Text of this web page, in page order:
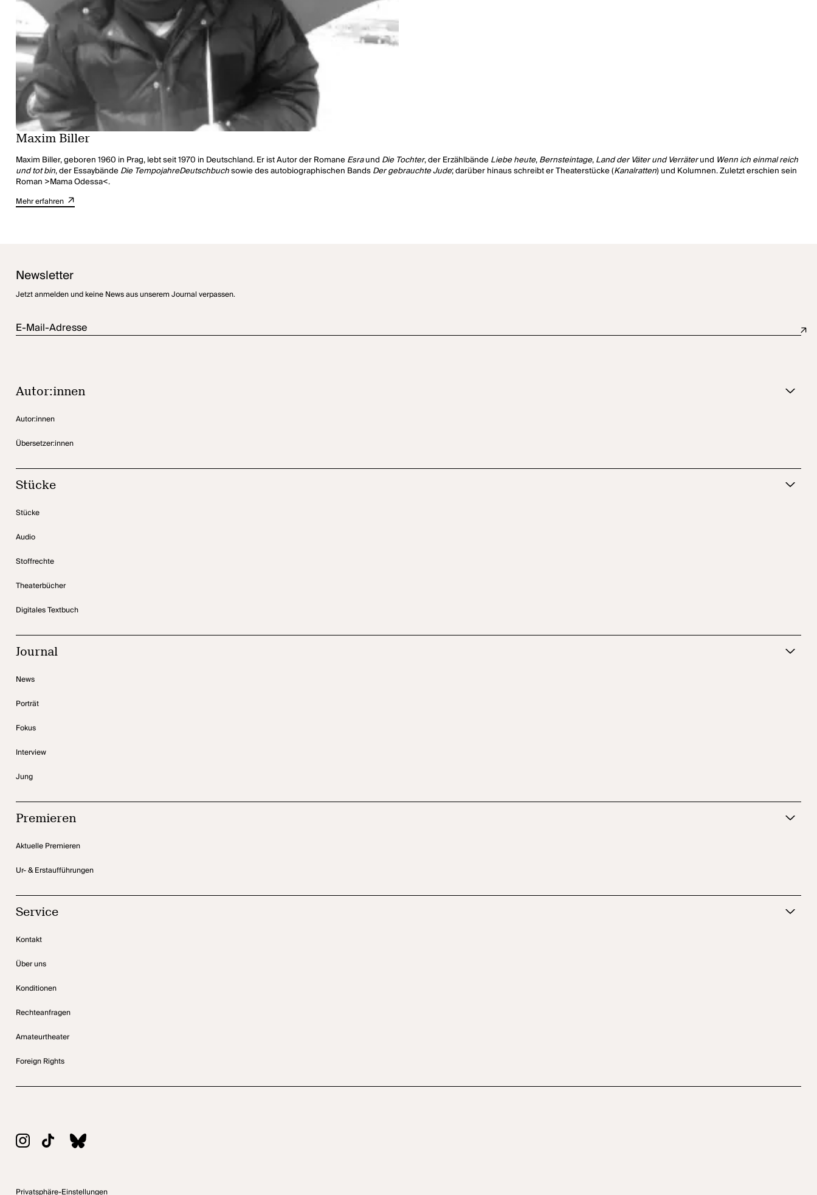
Maxim Biller
Maxim Biller, geboren 1960 in Prag, lebt seit 1970 in Deutschland. Er ist Autor der RomaneEsraund Die Tochter, der ErzählbändeLiebe heute,Bernsteintage,Land der Väter und Verräterund Wenn ich einmal reich
und tot bin, der EssaybändeDie TempojahreDeutschbuchsowie des autobiographischen BandsDer gebrauchte Jude; darüber hinaus schreibt er Theaterstücke (Kanalratten) und Kolumnen. Zuletzt erschien sein
Roman >Mama Odessa<.
Mehr erfahren
Newsletter
Jetzt anmelden und keine News aus unserem Journal verpassen.
E-Mail-Adresse
Autor:innen
Autor:innen
Übersetzer:innen
Stücke
Stücke
Audio
Stoffrechte
Theaterbücher
Digitales Textbuch
Journal
News
Porträt
Fokus
Interview
Jung
Premieren
Aktuelle Premieren
Ur- & Erstaufführungen
Service
Kontakt
Über uns
Konditionen
Rechteanfragen
Amateurtheater
Foreign Rights
Privatsphäre-Einstellungen